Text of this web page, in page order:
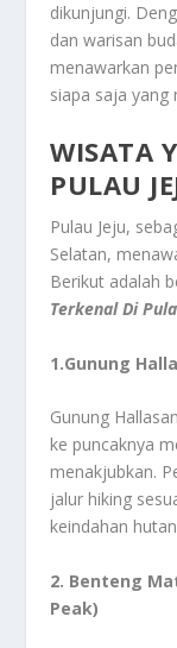
dikunjungi.
dan warisan
menawarkan
siapa saja yang
WISATA
PULAU
Pulau Jeju,
Selatan,
Berikut adalah
Terkenal Di
1.Gunung
Gunung
ke puncaknya
menakjubkan.
jalur hiking
keindahan
2. Benteng
Peak)